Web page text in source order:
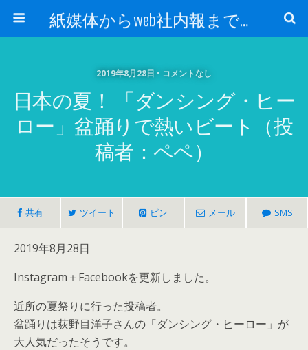
紙媒体からweb社内報まで 社内報制作会社 創言社：東京都千代田区飯田橋駅から１分
2019年8月28日 • コメントなし
日本の夏！ 「ダンシング・ヒー
ロー」盆踊りで熱いビート（投
稿者：ペペ）
共有 ツイート ピン メール SMS
2019年8月28日
Instagram＋Facebookを更新しました。
近所の夏祭りに行った投稿者。
盆踊りは荻野目洋子さんの「ダンシング・ヒーロー」が
大人気だったそうです。